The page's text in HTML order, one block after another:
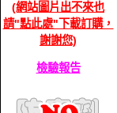
(網站圖片出不來也
請"點此處"下載訂購，
謝謝您)
檢驗報告